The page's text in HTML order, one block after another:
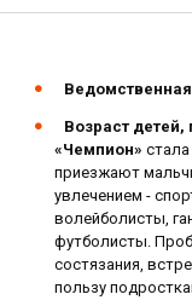
Возраст
«Чемпион»
приезжают
увлечением -
волейболисты,
футболисты.
состязания,
пользу